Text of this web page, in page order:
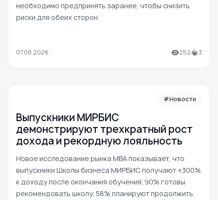
необходимо предпринять заранее, чтобы снизить
риски для обеих сторон.
07.08.2026 252 3
#Новости
Выпускники МИРБИС
демонстрируют трехкратный рост
дохода и рекордную лояльность
Новое исследование рынка MBA показывает, что
выпускники Школы бизнеса МИРБИС получают +300%
к доходу после окончания обучения; 90% готовы
рекомендовать школу; 58% планируют продолжить